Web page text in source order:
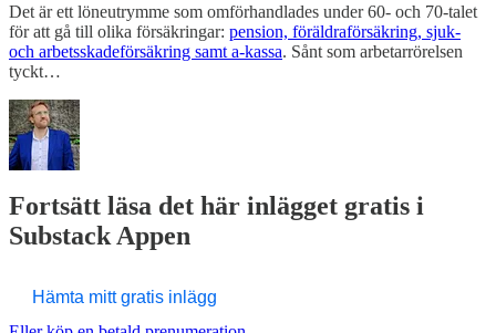
Det är ett löneutrymme som omförhandlades under 60- och 70-talet
för att gå till olika försäkringar: pension, föräldraförsäkring, sjuk-
och arbetsskadeförsäkring samt a-kassa. Sånt som arbetarrörelsen
tyckt…
Fortsätt läsa det här inlägget gratis i
Substack Appen
Hämta mitt gratis inlägg